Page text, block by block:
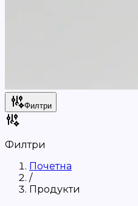
Филтри
Филтри
Почетна
/
Продукти